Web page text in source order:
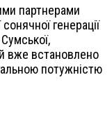
партнерами
генерації
вже встановлено
потужністю